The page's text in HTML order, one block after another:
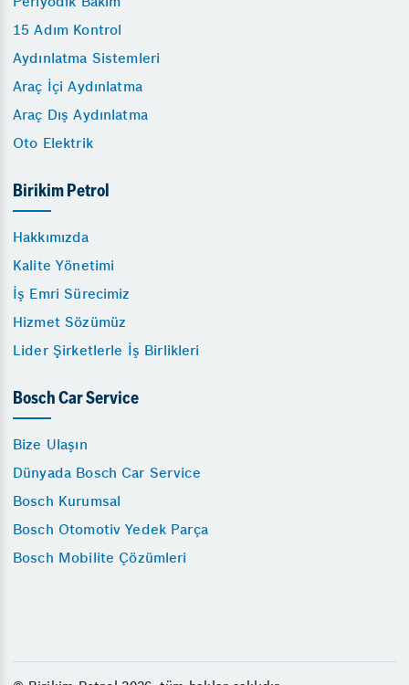
15 Adım Kontrol
Aydınlatma Sistemleri
Araç İçi Aydınlatma
Araç Dış Aydınlatma
Oto Elektrik
Birikim Petrol
Hakkımızda
Kalite Yönetimi
İş Emri Sürecimiz
Hizmet Sözümüz
Lider Şirketlerle İş Birlikleri
Bosch Car Service
Bize Ulaşın
Dünyada Bosch Car Service
Bosch Kurumsal
Bosch Otomotiv Yedek Parça
Bosch Mobilite Çözümleri